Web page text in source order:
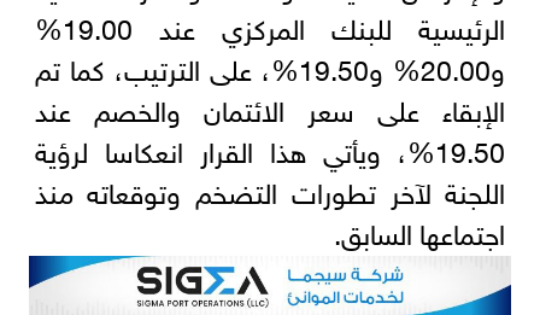
الرئيسية للبنك المركزي عند 19.00%
و20.00% و19.50%، على الترتيب، كما تم
الإبقاء على سعر الائتمان والخصم عند
19.50%، ويأتي هذا القرار انعكاسا لرؤية
اللجنة لآخر تطورات التضخم وتوقعاته منذ
اجتماعها السابق.